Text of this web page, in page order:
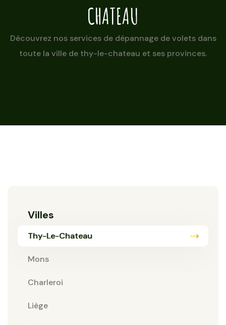
CHATEAU
Découvrez nos services de dépannage de volets dans
toute la ville de thy-le-chateau et ses provinces.
Villes
Thy-Le-Chateau
Mons
Charleroi
Liège